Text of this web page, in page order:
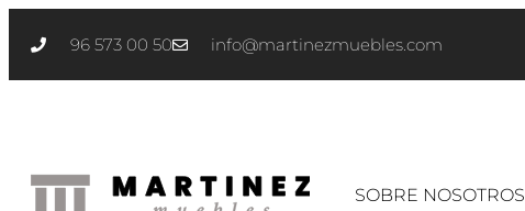
96 573 00 50 info@martinezmuebles.com
SOBRE NOSOTROS